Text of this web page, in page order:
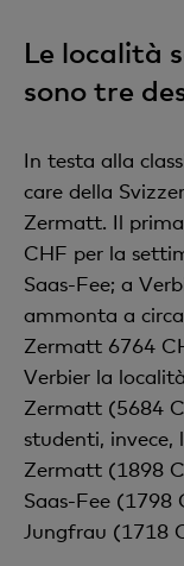
Le località
sono tre
In testa alla
care della
Zermatt. Il
CHF per la
Saas-Fee; a
ammonta a
Zermatt 6764
Verbier la
Zermatt (5684
studenti,
Zermatt (1898
Saas-Fee (1798
Jungfrau (1718